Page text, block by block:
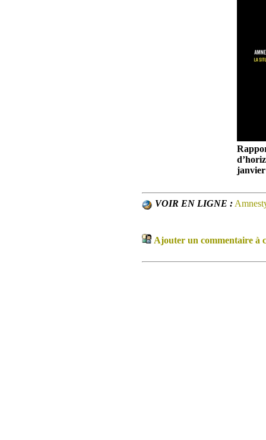
janvier
VOIR EN LIGNE :
Ajouter un commentaire à